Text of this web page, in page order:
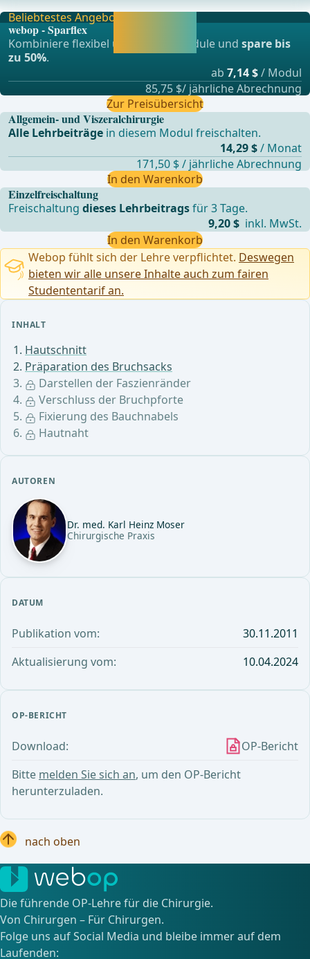
INHALT
Hautschnitt
Präparation des Bruchsacks
Darstellen der Faszienränder
Verschluss der Bruchpforte
Fixierung des Bauchnabels
Hautnaht
AUTOREN
Dr. med. Karl Heinz Moser
Chirurgische Praxis
DATUM
Publikation vom:
30.11.2011
Aktualisierung vom:
10.04.2024
OP-BERICHT
Download:
OP-Bericht
Bitte melden Sie sich an, um den OP-Bericht
herunterzuladen.
Teil präperitoneales epigastrisches Fett. Die Faszien
Einzelfreischaltung
Freischaltungdieses Lehrbeitragsfür 3 Tage.
9,20 $ inkl. MwSt.
In den Warenkorb
Beliebtestes Angebot
webop - Sparflex
Kombiniere flexibel unsere Lernmodule undspare bis
zu 50%.
ab 7,14 $/ Modul
85,75 $/ jährliche Abrechnung
Zur Preisübersicht
Allgemein- und Viszeralchirurgie
Alle Lehrbeiträge in diesem Modul freischalten.
14,29 $/ Monat
171,50 $ / jährliche Abrechnung
In den Warenkorb
Webop fühlt sich der Lehre verpflichtet. Deswegen
bieten wir alle unsere Inhalte auch zum fairen
Studententarif an.
nach oben
Die führende OP-Lehre für die Chirurgie.
Von Chirurgen – Für Chirurgen.
Folge uns auf Social Media und bleibe immer auf dem
Laufenden: